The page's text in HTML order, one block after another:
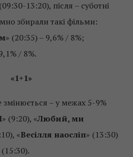
13:20), після – суботні
збирали такі фільми:
» (20:35) – 9,6% / 8%;
/ 8%.
«1+1»
змінюється – у межах 5-9%
» (9:20), «Любий, ми
«Весілля наосліп» (13:30)
(15:30).